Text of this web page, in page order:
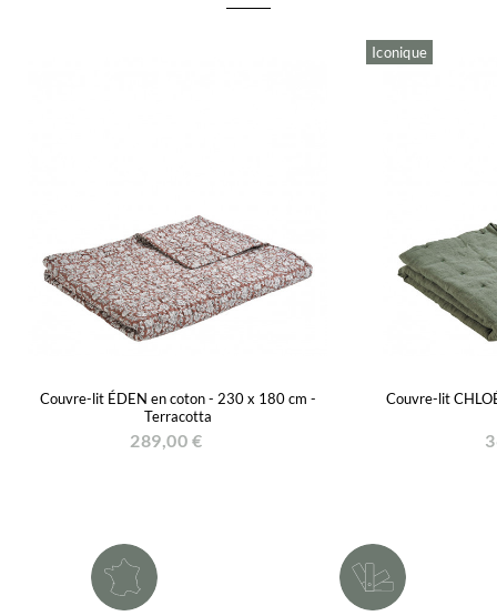
Couvre-lit ÉDEN en coton - 230 x 180 cm -
Terracotta
289,00 €
Iconique
Couvre-lit